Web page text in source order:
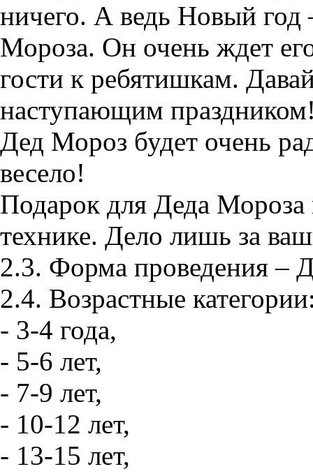
ничего. А ведь Новый
Мороза. Он очень ждет
гости к ребятишкам.
наступающим
Дед Мороз будет очень
весело!
Подарок для Деда
технике. Дело лишь за
2.3. Форма проведения
2.4. Возрастные
- 3-4 года,
- 5-6 лет,
- 7-9 лет,
- 10-12 лет,
- 13-15 лет,